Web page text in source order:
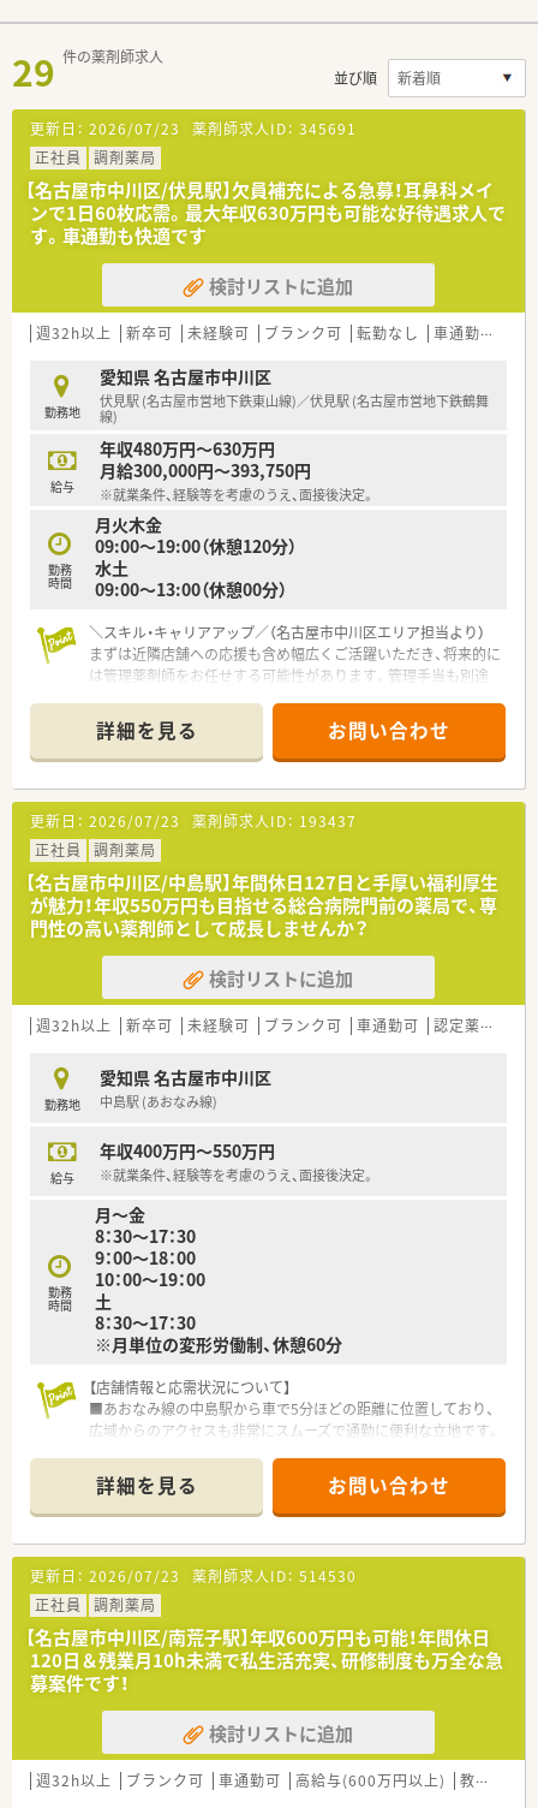
29 件の薬剤師求人
並び順
更新日： 2026/07/23 薬剤師求人ID： 345691
正社員
調剤薬局
【名古屋市中川区/伏見駅】欠員補充による急募！耳鼻科メイ
ンで1日60枚応需。最大年収630万円も可能な好待遇求人で
す。車通勤も快適です
検討リストに追加
週32h以上 新卒可 未経験可 ブランク可 転勤なし 車通勤可
勤務地
愛知県 名古屋市中川区
伏見駅 (名古屋市営地下鉄東山線)／伏見駅 (名古屋市営地下鉄鶴舞
線)
給与
年収480万円～630万円
月給300,000円～393,750円
※就業条件、経験等を考慮のうえ、面接後決定。
勤務
時間
月火木金
09:00～19:00（休憩120分）
水土
09:00～13:00（休憩00分）
＼スキル・キャリアアップ／（名古屋市中川区エリア担当より）
まずは近隣店舗への応援も含め幅広くご活躍いただき、将来的に
は管理薬剤師をお任せする可能性があります。管理手当も別途
【店舗情報と応需状況について】
■近隣の耳鼻咽喉科クリニックからの処方箋をメインに、1日平
均60枚程度の処方箋を応需している地域密着型の店舗です。
■耳鼻科領域の処方箋が全体の約80パーセントを占めており、
特定科目の専門的な知識をしっかりと深めることができる環境
です。
■常時4名の薬剤師と医療事務スタッフが在籍しており、1人あ
たりの業務負担も少なく落ち着いて患者様と向き合える体制で
す。
【法人特徴について】
■愛知県名古屋市を基盤として近隣に3店舗を展開しており、地
域に根差した温かみのある薬局運営を行っている安定した企業
です。
室に入って従業員と同じ目線で業務をサポートしてくれる社風
です。
■従業員の年齢構成は比較的高めで落ち着いており、医院とマン
す。
■ベテランの薬剤師が多く在籍しているため、落ち着いた雰囲気
の中で焦ることなくご自身のペースで業務に取り組める環境で
す。
■現場を熟知した代表がしっかりとサポートしてくれるため、
日々の業務における疑問や不安も相談しやすい風通しの良い職
場です。
■店舗ごとの距離が近いためスタッフ同士の連携が取りやすく、
ます。
詳細を見る お問い合わせ
更新日： 2026/07/23 薬剤師求人ID： 193437
正社員
調剤薬局
【名古屋市中川区/中島駅】年間休日127日と手厚い福利厚生
が魅力！年収550万円も目指せる総合病院門前の薬局で、専
門性の高い薬剤師として成長しませんか？
検討リストに追加
週32h以上 新卒可 未経験可 ブランク可 車通勤可 認定薬剤師取得支援あり
勤務地
愛知県 名古屋市中川区
中島駅 (あおなみ線)
給与
年収400万円～550万円
※就業条件、経験等を考慮のうえ、面接後決定。
勤務
時間
月～金
8：30～17：30
9：00～18：00
10：00～19：00
土
8：30～17：30
※月単位の変形労働制、休憩60分
【店舗情報と応需状況について】
■あおなみ線の中島駅から車で5分ほどの距離に位置しており、
広域からのアクセスも非常にスムーズで通勤に便利な立地です。
彩な科目の処方箋を1日に平均170枚ほど応需しています。
■薬剤師は常時8名から10名の体制で運営されており、複数の専
門職と協力しながら質の高い調剤業務に取り組める環境です。
【募集背景と求める人物像について】
■さらなるサービス向上と地域医療への貢献を目指すための定
期採用であり、次世代を担う意欲ある若手薬剤師を広く募集して
います。
■患者様一人ひとりの心に寄り添い、おもてなしの心を持って誠
実に対応できる高いホスピタリティを備えた方を求めていま
す。
■総合病院門前という環境で、幅広い処方内容を学びながら専門
性を磨き、自身のスキルを向上させたいという向上心ある方を歓
迎します。
詳細を見る お問い合わせ
更新日： 2026/07/23 薬剤師求人ID： 514530
正社員
調剤薬局
【名古屋市中川区/南荒子駅】年収600万円も可能！年間休日
120日＆残業月10h未満で私生活充実、研修制度も万全な急
募案件です！
検討リストに追加
週32h以上 ブランク可 車通勤可 高給与(600万円以上) 教育制度あり